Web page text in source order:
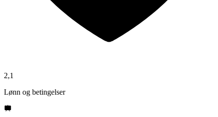
2,1
Lønn og betingelser